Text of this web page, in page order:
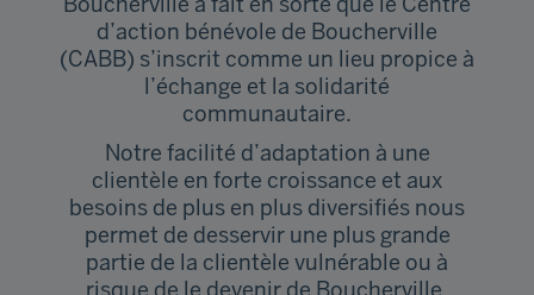
d’action bénévole de Boucherville
(CABB)s’inscrit comme un lieu propice à
l’échange et la solidarité
communautaire.
Notre facilité d’adaptation à une
clientèle en forte croissance et aux
besoins de plus en plus diversifiés nous
permet de desservir une plus grande
partie de la clientèle vulnérable ou à
risque de le devenir de Boucherville.